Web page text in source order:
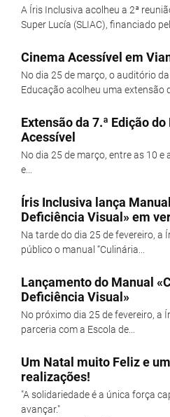
A Íris Inclusiva acolheu a 2ª
Super Lucía (SLIAC), financiado
Cinema Acessível em
No dia 25 de março, o auditório
Educação acolheu uma extensão
Extensão da 7.ª Edição
Acessível
No dia 25 de março, entre as 10 e
e...
Íris Inclusiva lança
Deficiência Visual» em
Na tarde do dia 25 de fevereiro, a
público o manual “Culinária...
Lançamento do Manual
Deficiência Visual»
No próximo dia 25 de fevereiro, a
parceria com a Escola de...
Um Natal muito Feliz e
realizações!
"A solidariedade é a única força
avançar."